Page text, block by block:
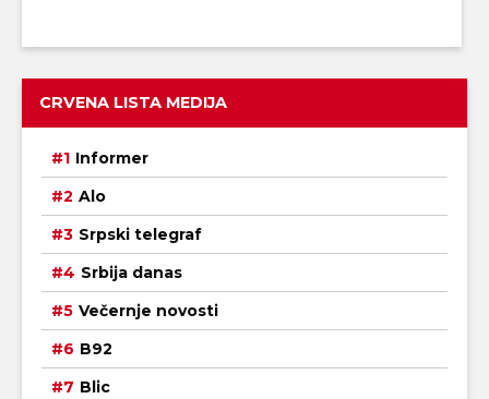
CRVENA LISTA MEDIJA
Informer
Alo
Srpski telegraf
Srbija danas
Večernje novosti
B92
Blic